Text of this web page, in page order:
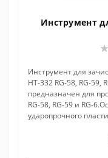
Инструмент
Инструмент для
HT-332 RG-58, RG-59,
предназначен для
RG-58, RG-59 и RG-
ударопрочного